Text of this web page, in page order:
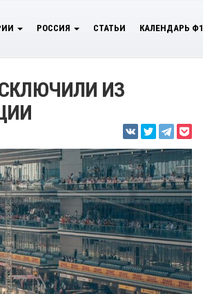
РОССИЯ СТАТЬИ КАЛЕНДАРЬ Ф1
ИЗ